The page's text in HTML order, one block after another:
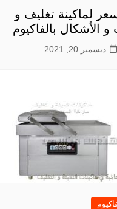
لماكينة تغليف و
الأشكال بالفاكيوم
ديسمبر 20, 2021